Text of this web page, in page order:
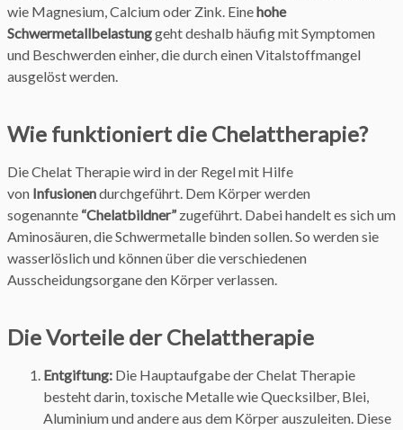
wie Magnesium, Calcium oder Zink. Einehohe
Schwermetallbelastunggeht deshalb häufig mit Symptomen
und Beschwerden einher, die durch einen Vitalstoffmangel
ausgelöst werden.
Wie funktioniert die Chelattherapie?
Die Chelat Therapie wird in der Regel mit Hilfe
von Infusionendurchgeführt. Dem Körper werden
sogenannte “Chelatbildner” zugeführt. Dabei handelt es sich um
Aminosäuren, die Schwermetalle binden sollen. So werden sie
wasserlöslich und können über die verschiedenen
Ausscheidungsorgane den Körper verlassen.
Die Vorteile der Chelattherapie
Entgiftung: Die Hauptaufgabe der Chelat Therapie
besteht darin, toxische Metalle wie Quecksilber, Blei,
Aluminium und andere aus dem Körper auszuleiten. Diese